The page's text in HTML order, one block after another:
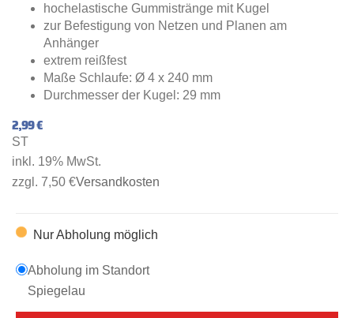
hochelastische Gummistränge mit Kugel
zur Befestigung von Netzen und Planen am
Anhänger
extrem reißfest
Maße Schlaufe: Ø 4 x 240 mm
Durchmesser der Kugel: 29 mm
2,99 €
ST
inkl. 19% MwSt.
zzgl. 7,50 €Versandkosten
Nur Abholung möglich
Abholung im Standort
Spiegelau